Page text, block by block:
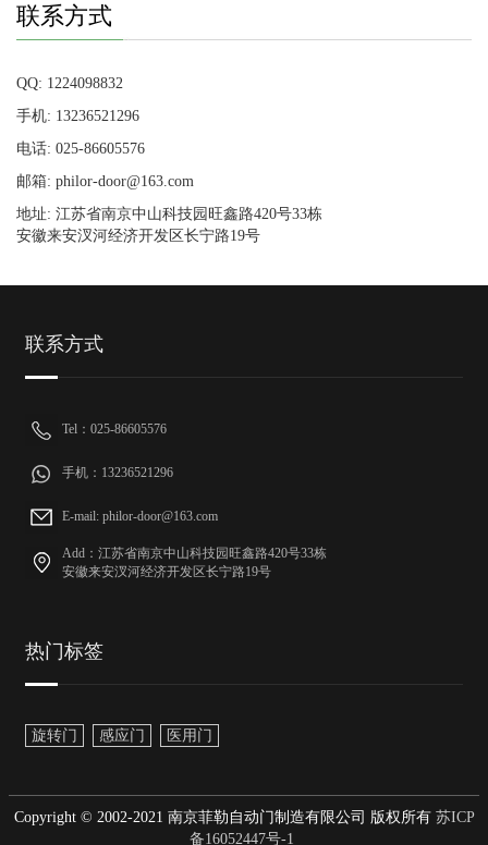
联系方式
QQ: 1224098832
手机: 13236521296
电话: 025-86605576
邮箱: philor-door@163.com
地址: 江苏省南京中山科技园旺鑫路420号33栋
安徽来安汊河经济开发区长宁路19号
联系方式
Tel：025-86605576
手机：13236521296
E-mail: philor-door@163.com
Add：江苏省南京中山科技园旺鑫路420号33栋
安徽来安汊河经济开发区长宁路19号
热门标签
旋转门 感应门 医用门
Copyright © 2002-2021 南京菲勒自动门制造有限公司 版权所有苏ICP
备16052447号-1